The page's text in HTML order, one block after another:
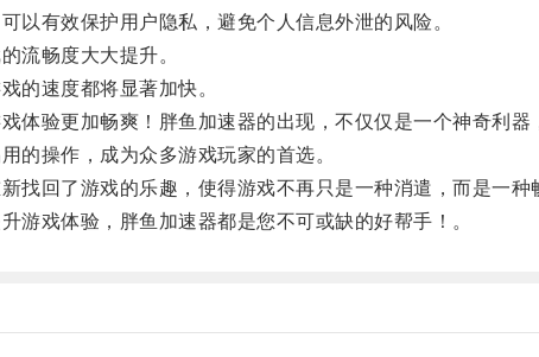
有效保护用户隐私，避免个人信息外泄的风险。
畅度大大提升。
速度都将显著加快。
验更加畅爽！胖鱼加速器的出现，不仅仅是一个神奇利器
操作，成为众多游戏玩家的首选。
回了游戏的乐趣，使得游戏不再只是一种消遣，而是一种
戏体验，胖鱼加速器都是您不可或缺的好帮手！。